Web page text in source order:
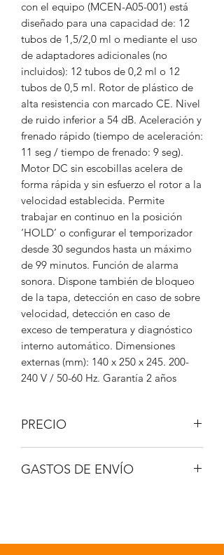
con el equipo (MCEN-A05-001) está
diseñado para una capacidad de: 12
tubos de 1,5/2,0 ml o mediante el uso
de adaptadores adicionales (no
incluidos): 12 tubos de 0,2 ml o 12
tubos de 0,5 ml. Rotor de plástico de
alta resistencia con marcado CE. Nivel
de ruido inferior a 54 dB. Aceleración y
frenado rápido (tiempo de aceleración:
11 seg / tiempo de frenado: 9 seg).
Motor DC sin escobillas acelera de
forma rápida y sin esfuerzo el rotor a la
velocidad establecida. Permite
trabajar en continuo en la posición
‘HOLD’ o configurar el temporizador
desde 30 segundos hasta un máximo
de 99 minutos. Función de alarma
sonora. Dispone también de bloqueo
de la tapa, detección en caso de sobre
velocidad, detección en caso de
exceso de temperatura y diagnóstico
interno automático. Dimensiones
externas (mm): 140 x 250 x 245. 200-
240 V / 50-60 Hz. Garantía 2 años
PRECIO
GASTOS DE ENVÍO